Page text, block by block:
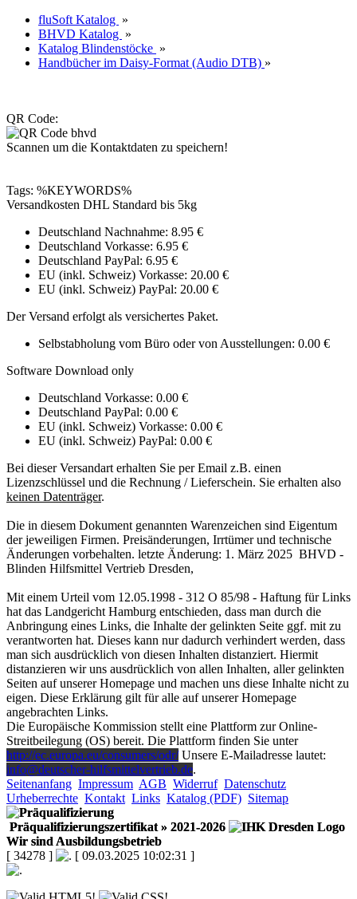
fluSoft Katalog »
BHVD Katalog »
Katalog Blindenstöcke »
Handbücher im Daisy-Format (Audio DTB) »
QR Code:
Scannen um die Kontaktdaten zu speichern!
Tags: %KEYWORDS%
Versandkosten DHL Standard bis 5kg
Deutschland Nachnahme: 8.95 €
Deutschland Vorkasse: 6.95 €
Deutschland PayPal: 6.95 €
EU (inkl. Schweiz) Vorkasse: 20.00 €
EU (inkl. Schweiz) PayPal: 20.00 €
Der Versand erfolgt als versichertes Paket.
Selbstabholung vom Büro oder von Ausstellungen: 0.00 €
Software Download only
Deutschland Vorkasse: 0.00 €
Deutschland PayPal: 0.00 €
EU (inkl. Schweiz) Vorkasse: 0.00 €
EU (inkl. Schweiz) PayPal: 0.00 €
Bei dieser Versandart erhalten Sie per Email z.B. einen
Lizenzschlüssel und die Rechnung / Lieferschein. Sie erhalten also
keinen Datenträger.
Die in diesem Dokument genannten Warenzeichen sind Eigentum
der jeweiligen Firmen. Preisänderungen, Irrtümer und technische
Änderungen vorbehalten. letzte Änderung: 1. März 2025 BHVD -
Blinden Hilfsmittel Vertrieb Dresden,
Mit einem Urteil vom 12.05.1998 - 312 O 85/98 - Haftung für Links
hat das Landgericht Hamburg entschieden, dass man durch die
Anbringung eines Links, die Inhalte der gelinkten Seite ggf. mit zu
verantworten hat. Dieses kann nur dadurch verhindert werden, dass
man sich ausdrücklich von diesen Inhalten distanziert. Hiermit
distanzieren wir uns ausdrücklich von allen Inhalten, aller gelinkten
Seiten auf unserer Homepage und machen uns diese Inhalte nicht zu
eigen. Diese Erklärung gilt für alle auf unserer Homepage
angebrachten Links.
Die Europäische Kommission stellt eine Plattform zur Online-
Streitbeilegung (OS) bereit. Die Plattform finden Sie unter
http://ec.europa.eu/consumers/odr/Unsere E-Mailadresse lautet:
info@deutscher-hilfsmittelvertrieb.de.
Seitenanfang Impressum AGB Widerruf Datenschutz
Urheberrechte Kontakt Links Katalog (PDF) Sitemap
Präqualifizierungszertifikat » 2021-2026
Wir sind Ausbildungsbetrieb
[ 34278 ]
[ 09.03.2025 10:02:31 ]